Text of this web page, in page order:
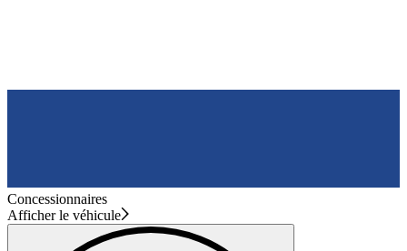
Concessionnaires
Afficher le véhicule